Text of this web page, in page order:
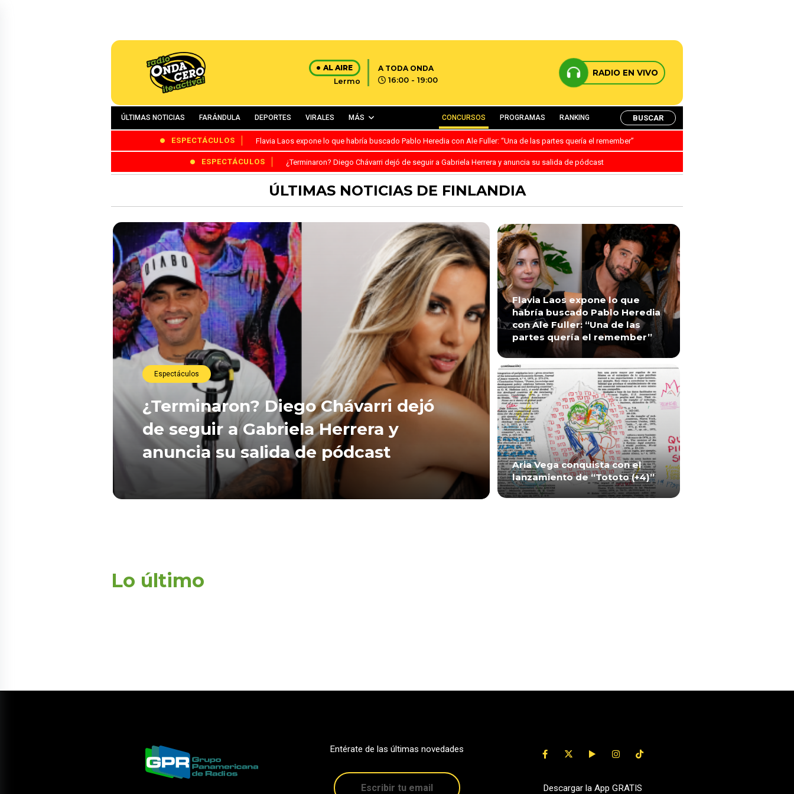
AL AIRE
Lermo
A TODA ONDA
16:00 - 19:00
RADIO EN VIVO
ÚLTIMAS NOTICIAS FARÁNDULA DEPORTES VIRALES MÁS CONCURSOS PROGRAMAS RANKING BUSCAR
ESPECTÁCULOS Flavia Laos expone lo que habría buscado Pablo Heredia con Ale Fuller: “Una de las partes quería el remember”
ESPECTÁCULOS ¿Terminaron? Diego Chávarri dejó de seguir a Gabriela Herrera y anuncia su salida de pódcast
ÚLTIMAS NOTICIAS DE FINLANDIA
Espectáculos
¿Terminaron? Diego Chávarri dejó
de seguir a Gabriela Herrera y
anuncia su salida de pódcast
Flavia Laos expone lo que
habría buscado Pablo Heredia
con Ale Fuller: “Una de las
partes quería el remember”
Aria Vega conquista con el
lanzamiento de “Tototo (+4)”
Lo último
Entérate de las últimas novedades
Descargar la App GRATIS